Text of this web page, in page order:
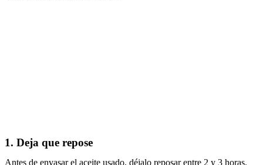
1. Deja que repose
Antes de envasar el aceite usado, déjalo reposar entre 2 y 3 horas.